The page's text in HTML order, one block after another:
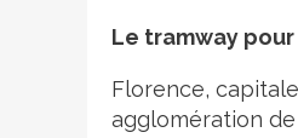
Le tramway
Florence,
agglomération